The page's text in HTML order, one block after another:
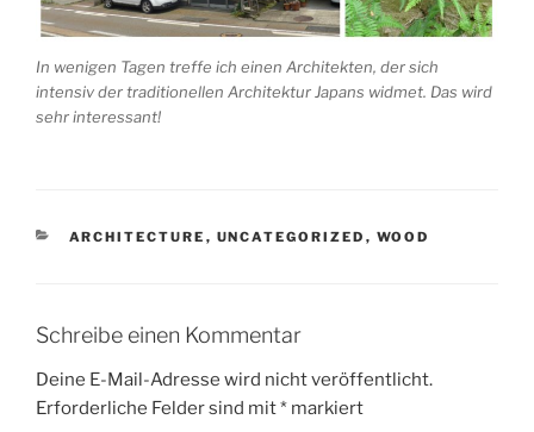
In wenigen Tagen treffe ich einen Architekten, der sich
intensiv der traditionellen Architektur Japans widmet. Das wird
sehr interessant!
KATEGORIEN
ARCHITECTURE , UNCATEGORIZED , WOOD
Schreibe einen Kommentar
Deine E-Mail-Adresse wird nicht veröffentlicht.
Erforderliche Felder sind mit* markiert